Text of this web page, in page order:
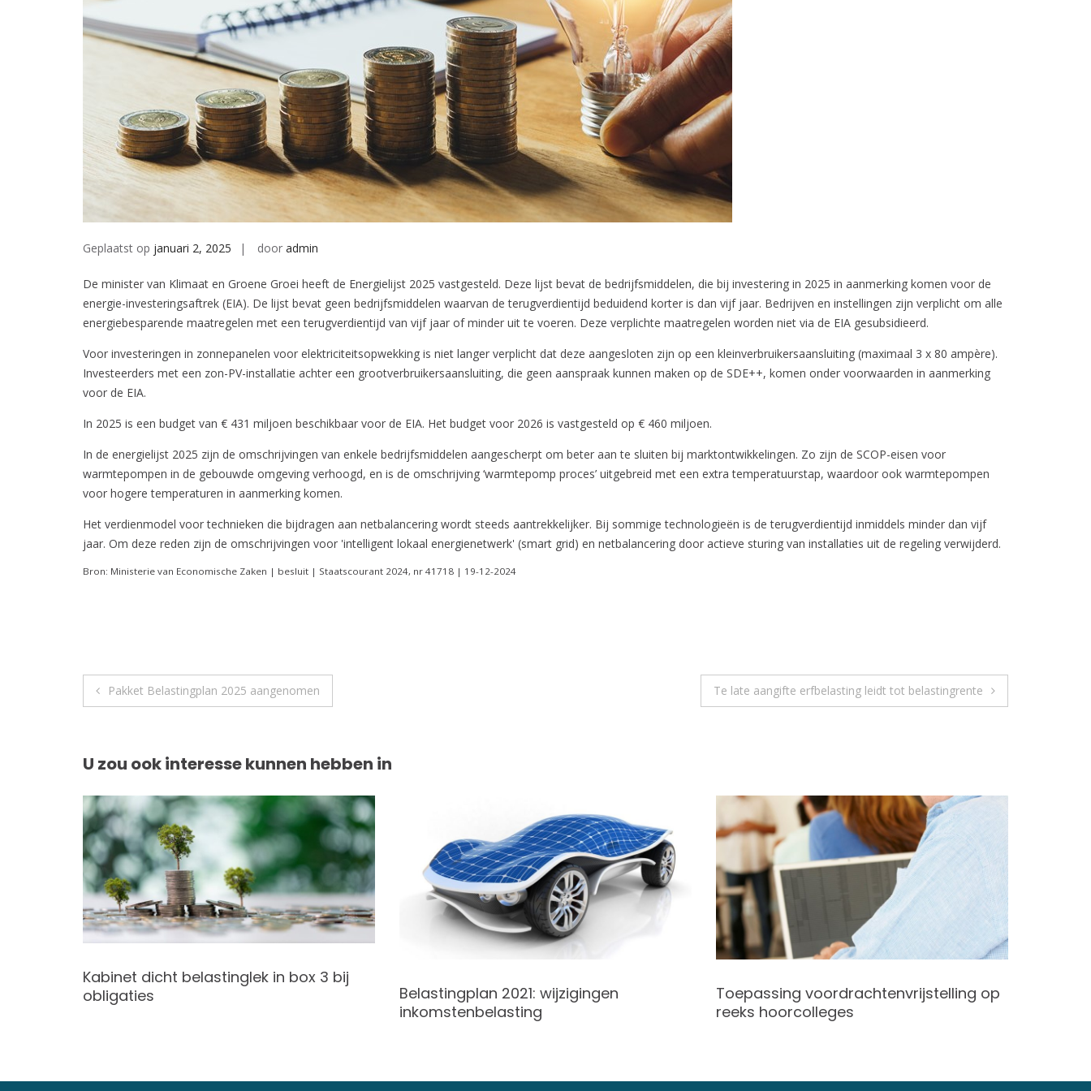
Geplaatst op januari 2, 2025 door admin
De minister van Klimaat en Groene Groei heeft de Energielijst 2025 vastgesteld. Deze lijst bevat de bedrijfsmiddelen, die bij investering in 2025 in aanmerking komen voor de
energie-investeringsaftrek (EIA). De lijst bevat geen bedrijfsmiddelen waarvan de terugverdientijd beduidend korter is dan vijf jaar. Bedrijven en instellingen zijn verplicht om alle
energiebesparende maatregelen met een terugverdientijd van vijf jaar of minder uit te voeren. Deze verplichte maatregelen worden niet via de EIA gesubsidieerd.
Voor investeringen in zonnepanelen voor elektriciteitsopwekking is niet langer verplicht dat deze aangesloten zijn op een kleinverbruikersaansluiting (maximaal 3 x 80 ampère).
Investeerders met een zon-PV-installatie achter een grootverbruikersaansluiting, die geen aanspraak kunnen maken op de SDE++, komen onder voorwaarden in aanmerking
voor de EIA.
In 2025 is een budget van € 431 miljoen beschikbaar voor de EIA. Het budget voor 2026 is vastgesteld op € 460 miljoen.
In de energielijst 2025 zijn de omschrijvingen van enkele bedrijfsmiddelen aangescherpt om beter aan te sluiten bij marktontwikkelingen. Zo zijn de SCOP-eisen voor
warmtepompen in de gebouwde omgeving verhoogd, en is de omschrijving ‘warmtepomp proces’ uitgebreid met een extra temperatuurstap, waardoor ook warmtepompen
voor hogere temperaturen in aanmerking komen.
Het verdienmodel voor technieken die bijdragen aan netbalancering wordt steeds aantrekkelijker. Bij sommige technologieën is de terugverdientijd inmiddels minder dan vijf
jaar. Om deze reden zijn de omschrijvingen voor 'intelligent lokaal energienetwerk' (smart grid) en netbalancering door actieve sturing van installaties uit de regeling verwijderd.
Bron: Ministerie van Economische Zaken | besluit | Staatscourant 2024, nr 41718 | 19-12-2024
Berichtnavigatie
Pakket Belastingplan 2025 aangenomen Te late aangifte erfbelasting leidt tot belastingrente
U zou ook interesse kunnen hebben in
Kabinet dicht belastinglek in box 3 bij
obligaties
Belastingplan 2021: wijzigingen
inkomstenbelasting
Toepassing voordrachtenvrijstelling op
reeks hoorcolleges